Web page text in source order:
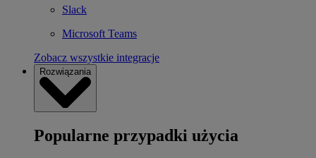
Slack
Microsoft Teams
Zobacz wszystkie integracje
Rozwiązania
Popularne przypadki użycia